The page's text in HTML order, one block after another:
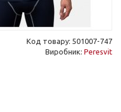
Код товару: 501007-747
Виробник: Peresvit